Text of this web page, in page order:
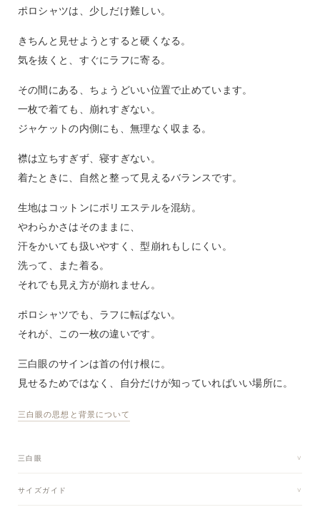
ポロシャツは、少しだけ難しい。
きちんと見せようとすると硬くなる。
気を抜くと、すぐにラフに寄る。
その間にある、ちょうどいい位置で止めています。
一枚で着ても、崩れすぎない。
ジャケットの内側にも、無理なく収まる。
襟は立ちすぎず、寝すぎない。
着たときに、自然と整って見えるバランスです。
生地はコットンにポリエステルを混紡。
やわらかさはそのままに、
汗をかいても扱いやすく、型崩れもしにくい。
洗って、また着る。
それでも見え方が崩れません。
ポロシャツでも、ラフに転ばない。
それが、この一枚の違いです。
三白眼のサインは首の付け根に。
見せるためではなく、自分だけが知っていればいい場所に。
三白眼の思想と背景について
三白眼
サイズガイド